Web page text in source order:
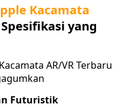
Kacamata
yang
Futuristik